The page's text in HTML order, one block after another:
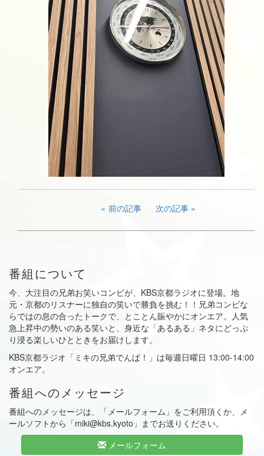
前の記事 次の記事
番組について
今、大注目の兄弟お笑いコンビが、KBS京都ラジオに登場。地
元・京都のリスナーに独自の笑いで勝負を挑む！！兄弟コンビな
らではの息の合ったトークで、とことん賑やかにオンエア。人気
急上昇中の勢いのある笑いと、身近な「あるある」ネタにどっぷ
り浸る楽しいひとときをお届けします。
KBS京都ラジオ「ミキの兄弟でんぱ！」は毎週日曜日 13:00-14:00
オンエア。
番組へのメッセージ
番組へのメッセージは、「メールフォーム」をご利用頂くか、メ
ールソフトから「miki@kbs.kyoto」までお送りください。
メールフォーム